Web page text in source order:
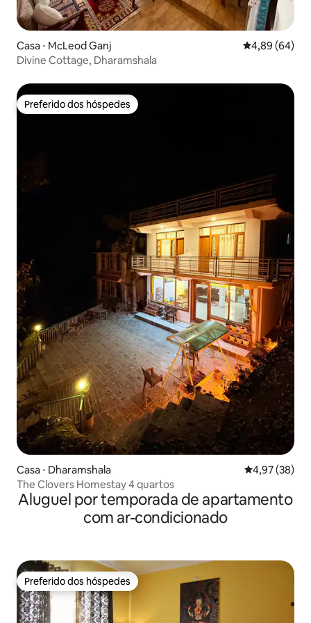
Casa ⋅ McLeod Ganj 4,89 de uma
4,89 (64)
Divine Cottage, Dharamshala
Preferido dos hóspedes
Preferido dos hóspedes
Casa ⋅ Dharamshala 4,97 de uma
4,97 (38)
The Clovers Homestay 4 quartos
Aluguel por temporada de apartamento
com ar-condicionado
Preferido dos hóspedes
Preferido dos hóspedes